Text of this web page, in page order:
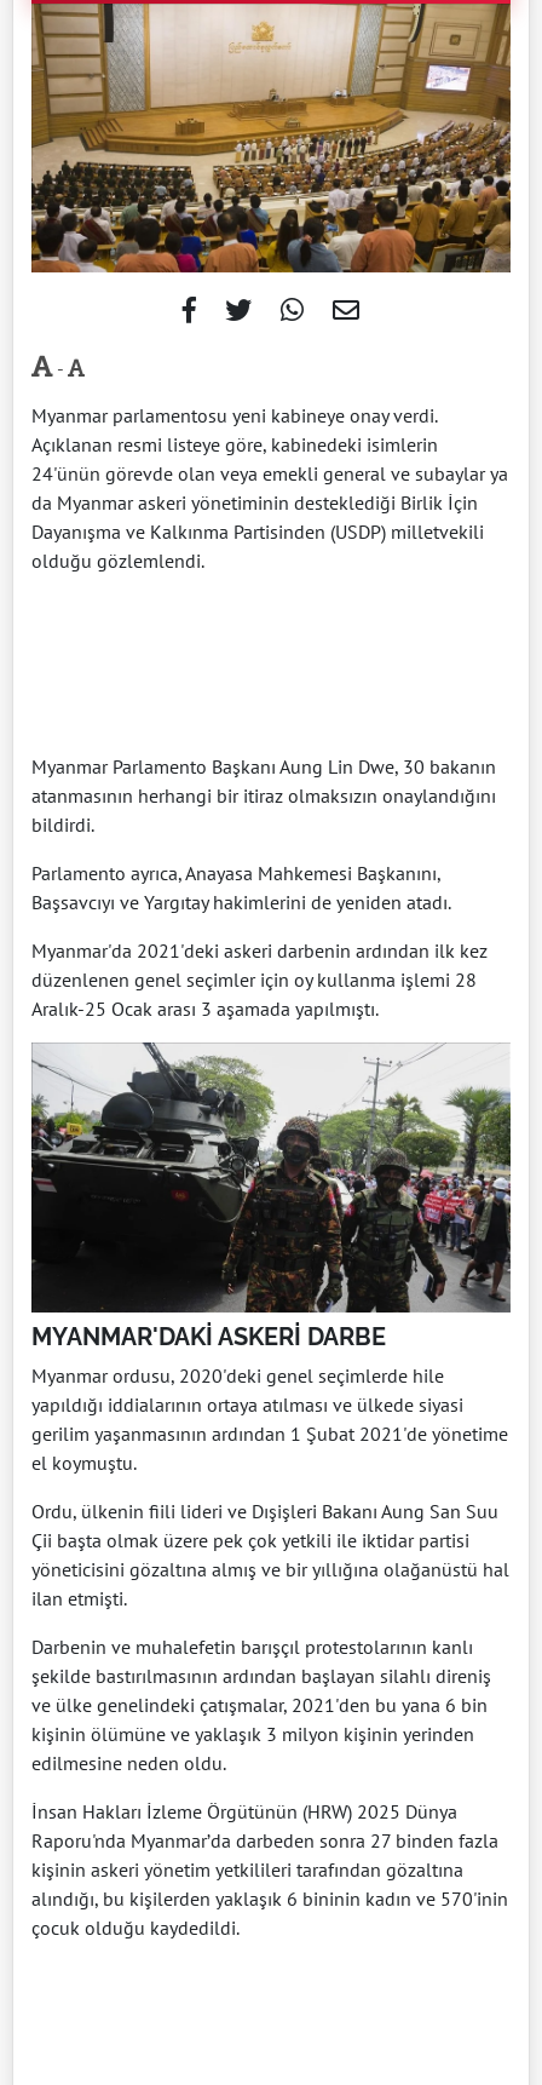
-
Myanmar parlamentosu yeni kabineye onay verdi.
Açıklanan resmi listeye göre, kabinedeki isimlerin
24'ünün görevde olan veya emekli general ve subaylar ya
da Myanmar askeri yönetiminin desteklediği Birlik İçin
Dayanışma ve Kalkınma Partisinden (USDP) milletvekili
olduğu gözlemlendi.
Myanmar Parlamento Başkanı Aung Lin Dwe, 30 bakanın
atanmasının herhangi bir itiraz olmaksızın onaylandığını
bildirdi.
Parlamento ayrıca, Anayasa Mahkemesi Başkanını,
Başsavcıyı ve Yargıtay hakimlerini de yeniden atadı.
Myanmar'da 2021'deki askeri darbenin ardından ilk kez
düzenlenen genel seçimler için oy kullanma işlemi 28
Aralık-25 Ocak arası 3 aşamada yapılmıştı.
MYANMAR'DAKİ ASKERİ DARBE
Myanmar ordusu, 2020'deki genel seçimlerde hile
yapıldığı iddialarının ortaya atılması ve ülkede siyasi
gerilim yaşanmasının ardından 1 Şubat 2021'de yönetime
el koymuştu.
Ordu, ülkenin fiili lideri ve Dışişleri Bakanı Aung San Suu
Çii başta olmak üzere pek çok yetkili ile iktidar partisi
yöneticisini gözaltına almış ve bir yıllığına olağanüstü hal
ilan etmişti.
Darbenin ve muhalefetin barışçıl protestolarının kanlı
şekilde bastırılmasının ardından başlayan silahlı direniş
ve ülke genelindeki çatışmalar, 2021'den bu yana 6 bin
kişinin ölümüne ve yaklaşık 3 milyon kişinin yerinden
edilmesine neden oldu.
İnsan Hakları İzleme Örgütünün (HRW) 2025 Dünya
Raporu'nda Myanmar’da darbeden sonra 27 binden fazla
kişinin askeri yönetim yetkilileri tarafından gözaltına
alındığı, bu kişilerden yaklaşık 6 bininin kadın ve 570'inin
çocuk olduğu kaydedildi.